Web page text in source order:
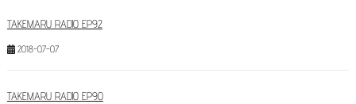
TAKEMARU RADIO EP92
2018-07-07
TAKEMARU RADIO EP90